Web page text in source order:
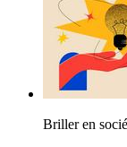
Briller en